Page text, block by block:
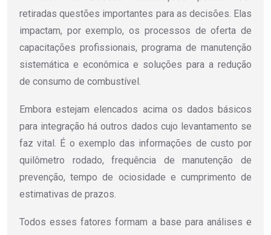
retiradas questões importantes para as decisões. Elas
impactam, por exemplo, os processos de oferta de
capacitações profissionais, programa de manutenção
sistemática e econômica e soluções para a redução
de consumo de combustível.
Embora estejam elencados acima os dados básicos
para integração há outros dados cujo levantamento se
faz vital. É o exemplo das informações de custo por
quilômetro rodado, frequência de manutenção de
prevenção, tempo de ociosidade e cumprimento de
estimativas de prazos.
Todos esses fatores formam a base para análises e